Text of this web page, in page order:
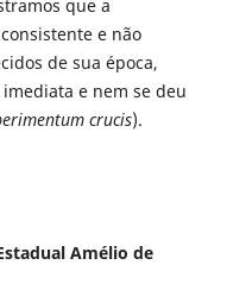
que a
e não
de sua época,
e nem se deu
crucis).
Amélio de